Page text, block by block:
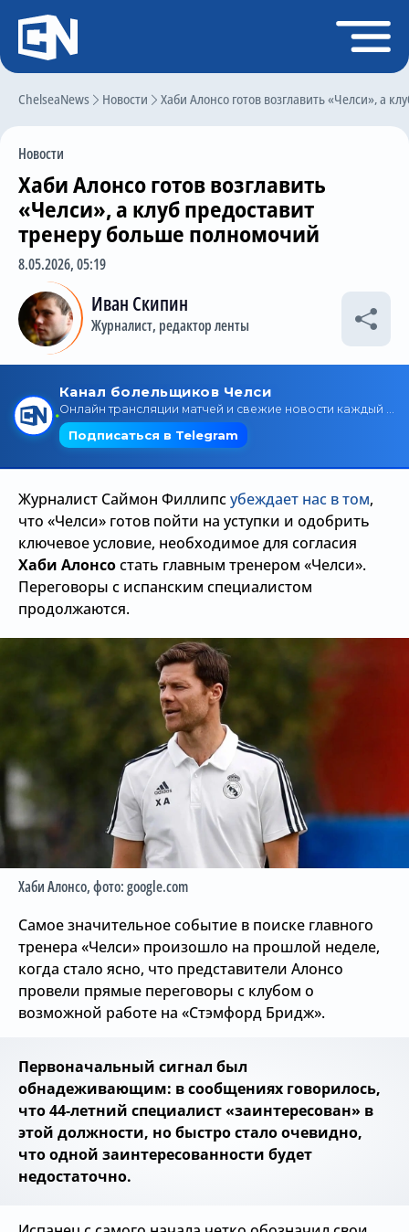
ChelseaNews Новости Хаби Алонсо готов возглавить «Челси», а
Новости
Хаби Алонсо готов возглавить
«Челси», а клуб предоставит
тренеру больше полномочий
8.05.2026, 05:19
Иван Скипин
Журналист, редактор ленты
Журналист Саймон Филлипсубеждает нас в том,
что «Челси» готов пойти на уступки и одобрить
ключевое условие, необходимое для согласия
Хаби Алонсостать главным тренером «Челси».
Переговоры с испанским специалистом
продолжаются.
Хаби Алонсо, фото: google.com
Самое значительное событие в поиске главного
тренера «Челси» произошло на прошлой неделе,
когда стало ясно, что представители Алонсо
провели прямые переговоры с клубом о
возможной работе на «Стэмфорд Бридж».
Первоначальный сигнал был
обнадеживающим: в сообщениях говорилось,
что 44-летний специалист «заинтересован» в
этой должности, но быстро стало очевидно,
что одной заинтересованности будет
недостаточно.
Регистрация
Главная
Чат
Трансферы
Слухи
История Челси
Статистика
Календарь игр
Поиск по сайту
Трансляции
О сайте
Контакты